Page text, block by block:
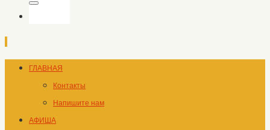
Поиск
Перейти
содержимому
ГЛАВНАЯ
Контакты
Напишите нам
АФИША